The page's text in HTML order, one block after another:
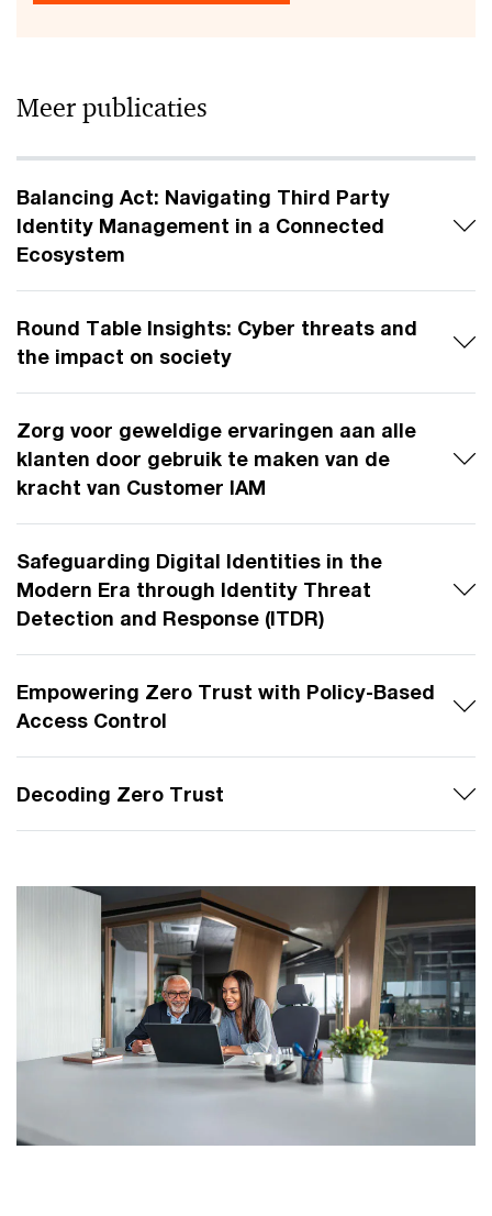
Meer publicaties
Balancing Act: Navigating Third Party
Identity Management in a Connected
Ecosystem
Round Table Insights: Cyber threats and
the impact on society
Zorg voor geweldige ervaringen aan alle
klanten door gebruik te maken van de
kracht van Customer IAM
Safeguarding Digital Identities in the
Modern Era through Identity Threat
Detection and Response (ITDR)
Empowering Zero Trust with Policy-Based
Access Control
Decoding Zero Trust